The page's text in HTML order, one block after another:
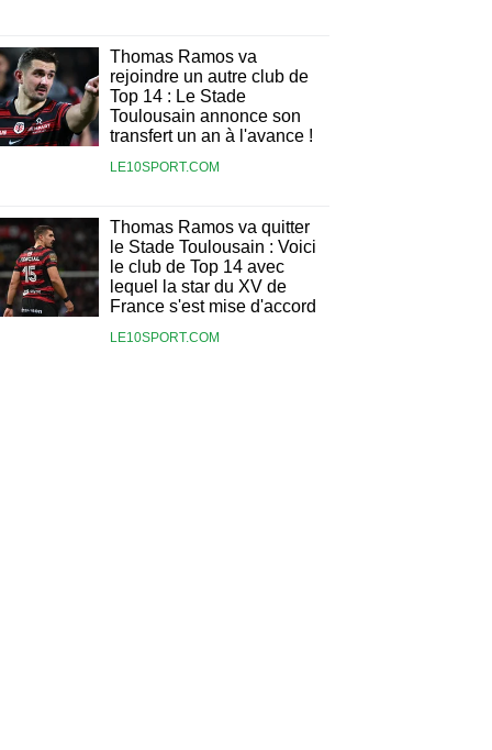
Thomas Ramos va
rejoindre un autre club de
Top 14 : Le Stade
Toulousain annonce son
transfert un an à l'avance !
LE10SPORT.COM
Thomas Ramos va quitter
le Stade Toulousain : Voici
le club de Top 14 avec
lequel la star du XV de
France s'est mise d'accord
LE10SPORT.COM